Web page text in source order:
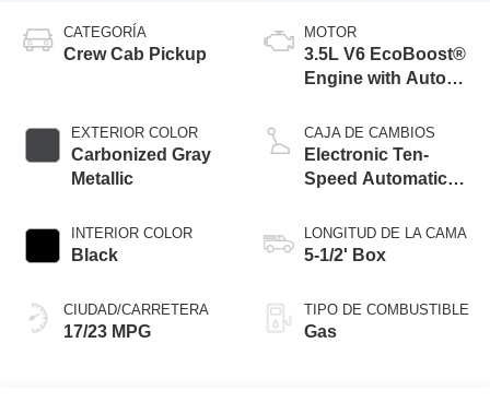
CATEGORÍA
Crew Cab Pickup
EXTERIOR COLOR
Carbonized Gray
Metallic
INTERIOR COLOR
Black
CIUDAD/CARRETERA
17/23 MPG
MOTOR
3.5L V6 EcoBoost®
Engine with Auto
Technology
CAJA DE CAMBIOS
Electronic Ten-
Speed Automatic
LONGITUD DE LA CAMA
5-1/2' Box
TIPO DE COMBUSTIBLE
Gas